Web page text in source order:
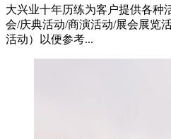
大兴业十年历练为客户提供各种
会/庆典活动/商演活动/展会展览
活动）以便参考...